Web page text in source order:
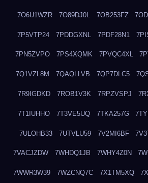
7O6U1WZR 7O89DJ0L 7OB253FZ
7P5VTP24 7PDDGXNL 7PDF28N1
7PN5ZVPO 7PS4XQMK 7PVQC4XL
7Q1VZL8M 7QAQLLVB 7QP7DLC5
7R9IGDKD 7ROB1V3K 7RPZVSPJ
7T1IUHHO 7T3VE5UQ 7TKA257G
7ULOHB33 7UTVLU59 7V2MI6BF
7VACJZDW 7WHDQ1JB 7WHY4Z0N
7WWR3W39 7WZCNQ7C 7X1TM5XQ